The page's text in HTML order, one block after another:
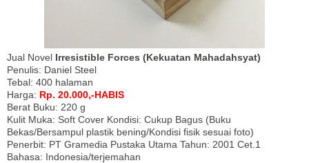
Jual Novel Irresistible Forces (Kekuatan Mahadahsyat)
Penulis: Daniel Steel
Tebal: 400 halaman
Harga: Rp. 20.000,-HABIS
Berat Buku: 220 g
Kulit Muka: Soft Cover Kondisi: Cukup Bagus (Buku
Bekas/Bersampul plastik bening/Kondisi fisik sesuai foto)
Penerbit: PT Gramedia Pustaka Utama Tahun: 2001 Cet.1
Bahasa: Indonesia/terjemahan